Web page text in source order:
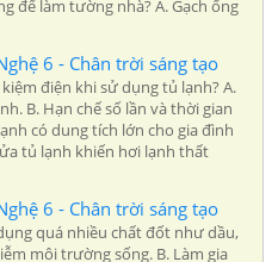
để làm tường nhà? A. Gạch ống
6 - Chân trời sáng tạo
điện khi sử dụng tủ lạnh? A.
B. Hạn chế số lần và thời gian
có dung tích lớn cho gia đình
tủ lạnh khiến hơi lạnh thất
6 - Chân trời sáng tạo
quá nhiều chất đốt như dầu,
môi trường sống. B. Làm gia